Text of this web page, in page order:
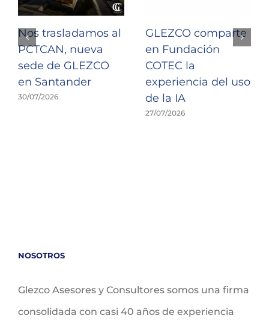
Nos trasladamos al
PCTCAN, nueva
sede de GLEZCO
en Santander
30/07/2026
GLEZCO comparte
en Fundación
COTEC la
experiencia del uso
de la IA
27/07/2026
NOSOTROS
Glezco Asesores y Consultores somos una firma
consolidada con casi 40 años de experiencia